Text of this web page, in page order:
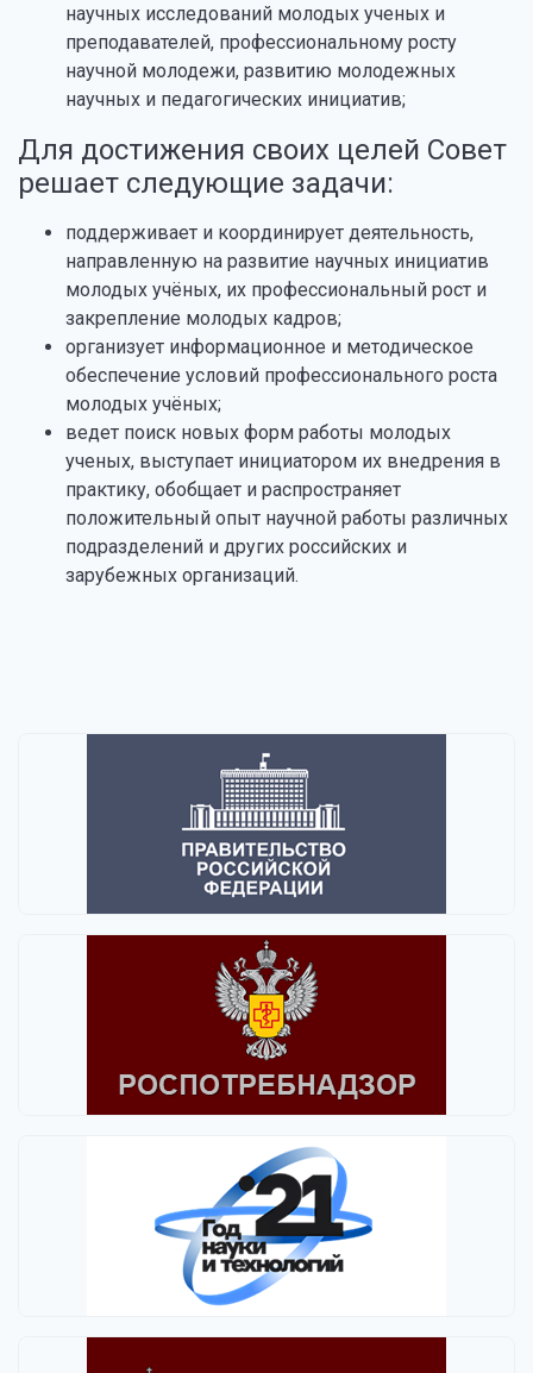
научных исследований молодых ученых и
преподавателей, профессиональному росту
научной молодежи, развитию молодежных
научных и педагогических инициатив;
Для достижения своих целей Совет
решает следующие задачи:
поддерживает и координирует деятельность,
направленную на развитие научных инициатив
молодых учёных, их профессиональный рост и
закрепление молодых кадров;
организует информационное и методическое
обеспечение условий профессионального роста
молодых учёных;
ведет поиск новых форм работы молодых
ученых, выступает инициатором их внедрения в
практику, обобщает и распространяет
положительный опыт научной работы различных
подразделений и других российских и
зарубежных организаций.